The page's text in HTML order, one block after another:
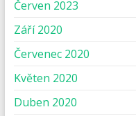
Červen 2023
Září 2020
Červenec 2020
Květen 2020
Duben 2020